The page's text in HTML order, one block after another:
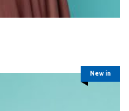
New in